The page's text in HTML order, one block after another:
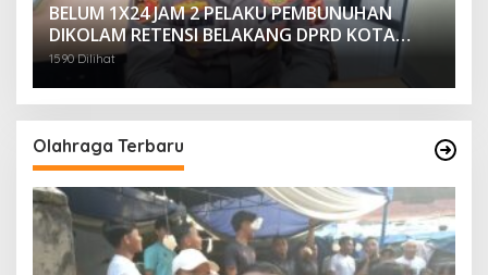
BELUM 1X24 JAM 2 PELAKU PEMBUNUHAN
DIKOLAM RETENSI BELAKANG DPRD KOTA
PALEMBANG TELAH DIRINGKUS ANGGOTA
1590 Dilihat
Olahraga Terbaru